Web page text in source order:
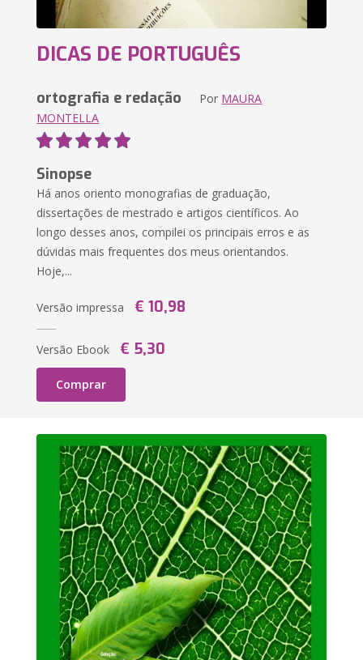
DICAS DE PORTUGUÊS
ortografia e redação Por MAURA
MONTELLA
Sinopse
Há anos oriento monografias de graduação,
dissertações de mestrado e artigos científicos. Ao
longo desses anos, compilei os principais erros e as
dúvidas mais frequentes dos meus orientandos.
Hoje,...
Versão impressa € 10,98
Versão Ebook € 5,30
Comprar